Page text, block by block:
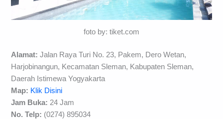
foto by: tiket.com
Alamat:Jalan Raya Turi No. 23, Pakem, Dero Wetan,
Harjobinangun, Kecamatan Sleman, Kabupaten Sleman,
Daerah Istimewa Yogyakarta
Map: Klik Disini
Jam Buka: 24 Jam
No. Telp: (0274) 895034